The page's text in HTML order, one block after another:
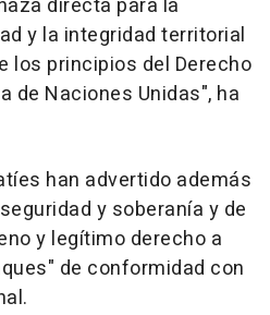
directa para la
y la integridad territorial
los principios del Derecho
de Naciones Unidas", ha
han advertido además
y soberanía y de
y legítimo derecho a
de conformidad con